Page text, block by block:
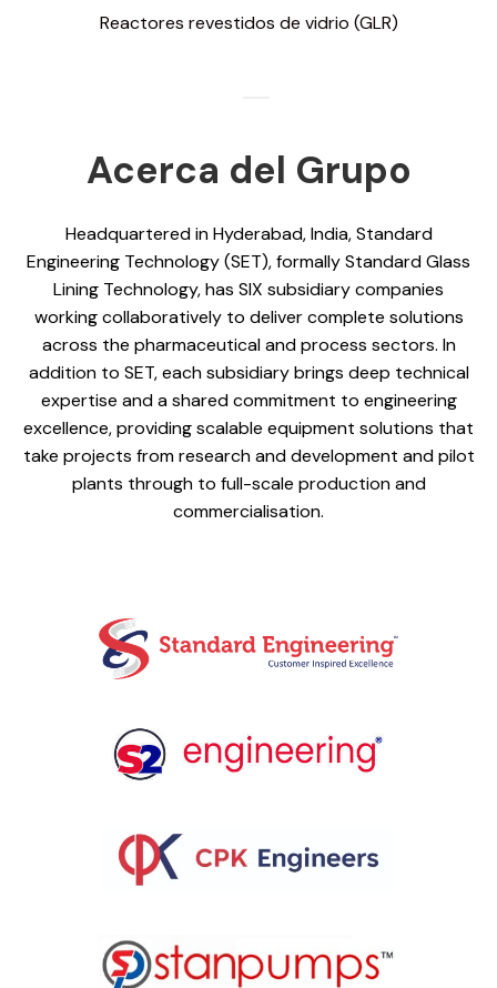
Reactores revestidos de vidrio (GLR)
Acerca del Grupo
Headquartered in Hyderabad, India, Standard
Engineering Technology (SET), formally Standard Glass
Lining Technology, has SIX subsidiary companies
working collaboratively to deliver complete solutions
across the pharmaceutical and process sectors. In
addition to SET, each subsidiary brings deep technical
expertise and a shared commitment to engineering
excellence, providing scalable equipment solutions that
take projects from research and development and pilot
plants through to full-scale production and
commercialisation.